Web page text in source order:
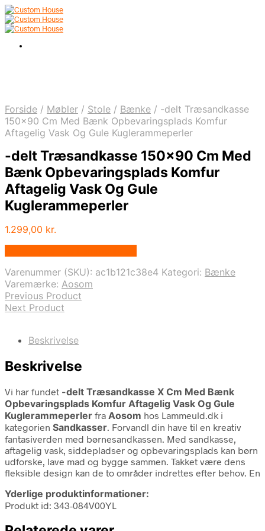
Forside / Møbler / Stole / Bænke / -delt Træsandkasse
150×90 Cm Med Bænk Opbevaringsplads Komfur
Aftagelig Vask Og Gule Kuglerammeperler
-delt Træsandkasse 150×90 Cm Med
Bænk Opbevaringsplads Komfur
Aftagelig Vask Og Gule
Kuglerammeperler
1.299,00 kr.
Varenummer (SKU): ac1b121c38e4 Kategori: Bænke
Varemærke: Aosom
Previous Product
Next Product
Beskrivelse
Beskrivelse
Vi har fundet -delt Træsandkasse X Cm Med Bænk
Opbevaringsplads Komfur Aftagelig Vask Og Gule
Kuglerammeperler fra Aosom hos Lammeuld.dk i
kategorien Sandkasser. Forvandl din have til en kreativ
fantasiverden med børnesandkassen. Med sandkasse,
aftagelig vask, siddepladser og opbevaringsplads kan børn
udforske, lave mad og bygge sammen. Takket være dens
fleksible design kan de to områder indrettes efter behov. En
Yderlige produktinformationer:
Produkt id: 343-084V00YL